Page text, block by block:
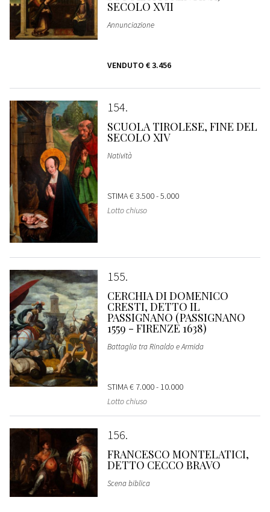
SECOLO XVII
Annunciazione
VENDUTO € 3.456
154
SCUOLA TIROLESE, FINE DEL
SECOLO XIV
Natività
STIMA€ 3.500 - 5.000
Lotto chiuso
155
CERCHIA DI DOMENICO
CRESTI, DETTO IL
PASSIGNANO (PASSIGNANO
1559 - FIRENZE 1638)
Battaglia tra Rinaldo e Armida
STIMA€ 7.000 - 10.000
Lotto chiuso
156
FRANCESCO MONTELATICI,
DETTO CECCO BRAVO
Scena biblica